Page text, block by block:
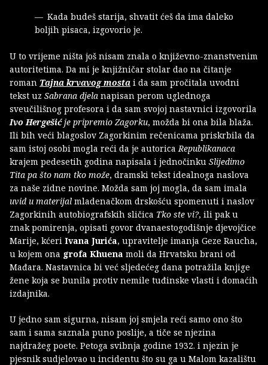
Kada budeš starija, shvatit ćeš da ima daleko
boljih pisaca, izgovorio je.
U to vrijeme ništa još nisam znala o književno-znanstvenim
autoritetima. Da mi je knjižničar stolar dao na čitanje
roman Tajna krvavog mosta i da sam pročitala uvodni
tekst uz Sabrana djela napisan perom uglednoga
sveučilišnog profesora i da sam svojoj nastavnici izgovorila
Ivo Hergešićje pripremio Zagorku, možda bi ona bila blaža.
Ili bih veći blagoslov Zagorkinim rečenicama priskrbila da
sam istoj osobi mogla reći da je autoricaRepublikanaca
krajem pedesetih godina napisala i jednočinku Slijedimo
Tita pa što nam tko može, dramski tekst idealnoga naslova
za naše zidne novine. Možda sam joj mogla, da sam imala
uvid u materijal mladenačkom drskošću spomenuti i naslov
Zagorkinih autobiografskih sličica Tko ste vi?, ili pak u
znak pomirenja, opisati govor dvanaestogodišnje djevojčice
Marije, kćeri Ivana Jurića, upravitelje imanja Geze Raucha,
u kojem ona grofa Khuena moli da Hrvatsku brani od
Mađara. Nastavnica bi već sljedećeg dana potražila knjige
žene koja se bunila protiv nemile tuđinske vlasti i domaćih
izdajnika.
U jedno sam sigurna, nisam joj smjela reći samo ono što
sam i sama saznala puno poslije, a tiče se njezina
najdražeg poete. Petoga svibnja godine 1932. i njezin je
pjesnik sudjelovao u incidentu što su ga u Malom kazalištu